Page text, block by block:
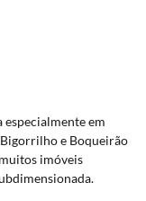
especialmente em
e Boqueirão
imóveis